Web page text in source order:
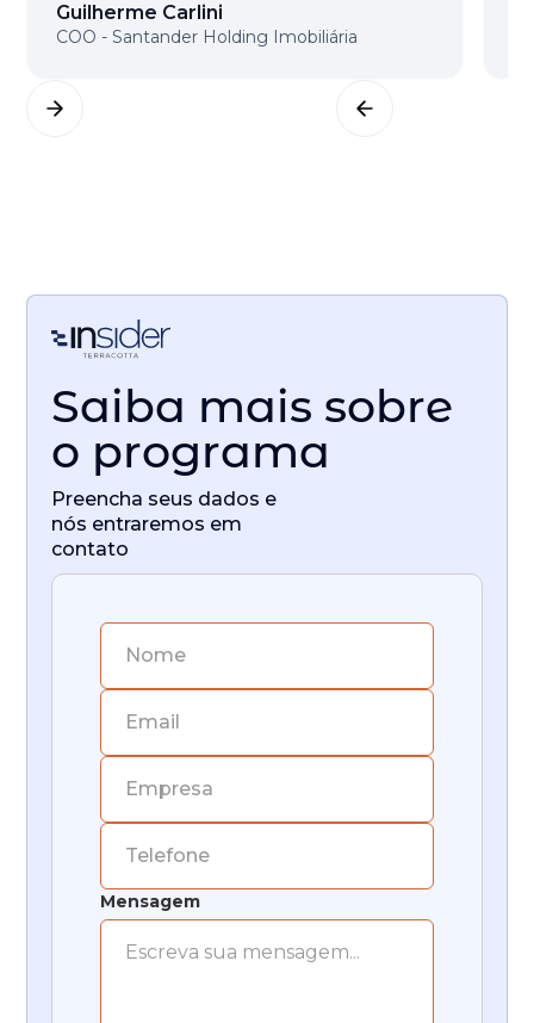
Guilherme Carlini
COO - Santander Holding Imobiliária
Saiba mais sobre
o programa
Preencha seus dados e
nós entraremos em
contato
Mensagem